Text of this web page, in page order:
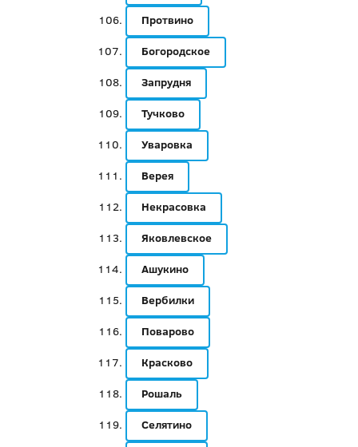
Протвино
Богородское
Запрудня
Тучково
Уваровка
Верея
Некрасовка
Яковлевское
Ашукино
Вербилки
Поварово
Красково
Рошаль
Селятино